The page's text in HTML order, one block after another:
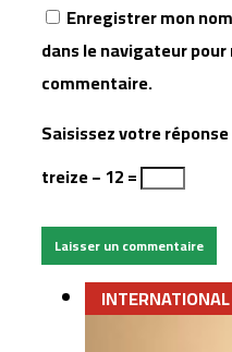
Enregistrer mon
dans le navigateur
commentaire.
Saisissez votre
treize − 12 =
INTERNATIONAL